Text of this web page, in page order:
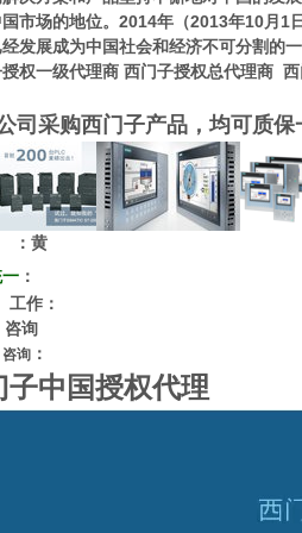
市场的地位。2014年（2013年10月1
发展成为中国社会和经济不可分割的
权一级代理商 西门子授权总代理商
司采购西门子产品，均可质
：黄
：
：
咨询
：
子中国授权代理